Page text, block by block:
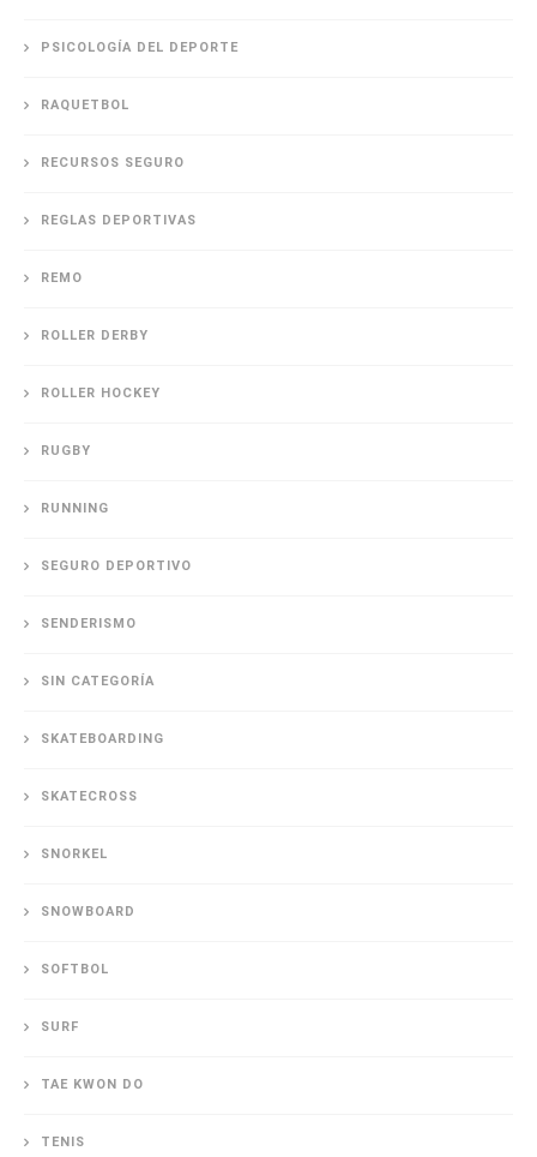
PSICOLOGÍA DEL DEPORTE
RAQUETBOL
RECURSOS SEGURO
REGLAS DEPORTIVAS
REMO
ROLLER DERBY
ROLLER HOCKEY
RUGBY
RUNNING
SEGURO DEPORTIVO
SENDERISMO
SIN CATEGORÍA
SKATEBOARDING
SKATECROSS
SNORKEL
SNOWBOARD
SOFTBOL
SURF
TAE KWON DO
TENIS